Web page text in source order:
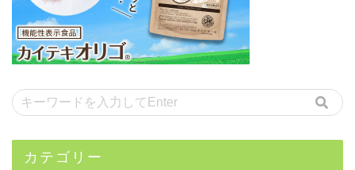
カテゴリー